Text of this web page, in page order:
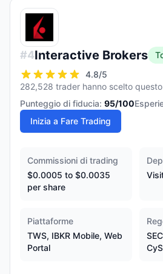
#4Interactive Brokers
4.8/5
282,528 trader hanno scelto
Punteggio di fiducia: 95/100
Inizia a Fare Trading
Commissioni di trading
$0.0005 to $0.0035
per share
Piattaforme
TWS, IBKR Mobile, Web
Portal